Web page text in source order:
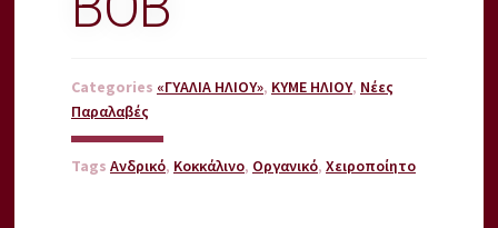
Categories «ΓΥΑΛΙΑ ΗΛΙΟΥ», KYME ΗΛΙΟΥ, Νέες
Παραλαβές
Tags Ανδρικό, Κοκκάλινο, Οργανικό, Χειροποίητο